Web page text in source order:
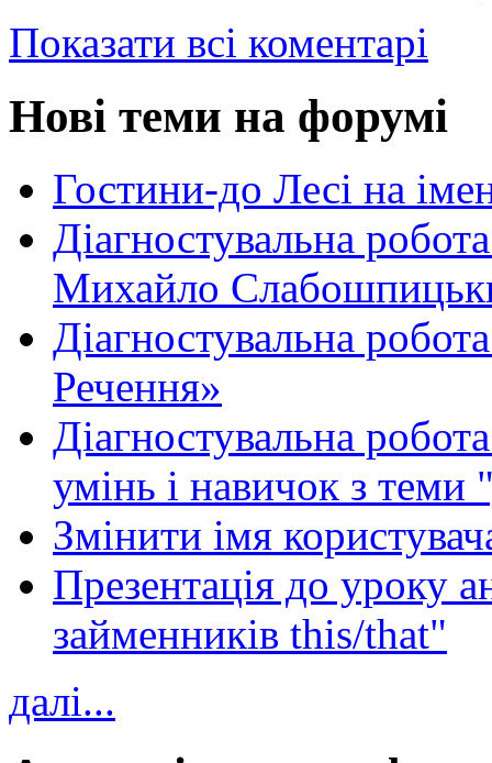
Показати всі коментарі
Нові теми на форумі
Гостини-до Лесі на
Діагностувальна
Михайло
Діагностувальна
Речення»
Діагностувальна
умінь і навичок з теми
Змінити імя
Презентація до уроку
займенників this/that"
далі...